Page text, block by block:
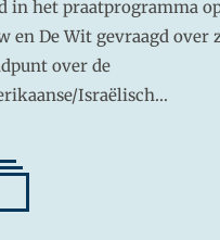
in het praatprogramma
en De Wit gevraagd over
over de
Israëlisch…